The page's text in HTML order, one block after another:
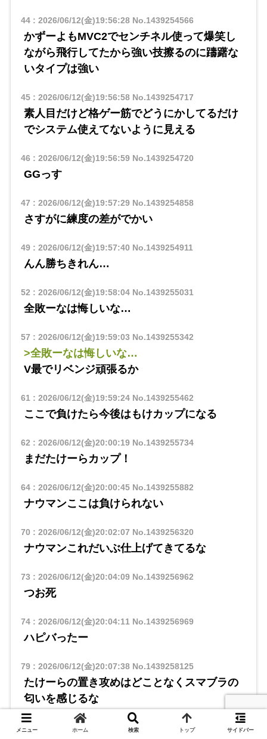
44: 2026/06/12(金)19:56:28No.1439254566
かずーよもMVC2でセンチネル使って爆笑し
ながら飛行してたから強い技擦るのに躊躇な
いタイプは強い
45: 2026/06/12(金)19:56:58No.1439254717
素人目だけど格ゲー筋でどうにかしてるだけ
でシステム使えてないように見える
46 : 2026/06/12(金)19:56:59No.1439254720
GGっす
47 : 2026/06/12(金)19:57:29No.1439254858
さすがに練度の差がでかい
49: 2026/06/12(金)19:57:40 No.1439254911
んん勝ちきれん…
52 : 2026/06/12(金)19:58:04No.1439255031
全敗ーなは悔しいな…
57 : 2026/06/12(金)19:59:03 No.1439255342
>全敗ーなは悔しいな…
V最でリベンジ頑張るか
61 : 2026/06/12(金)19:59:24No.1439255462
ここで負けたら今後はもけカップになる
62 : 2026/06/12(金)20:00:19No.1439255734
まだたけーらカップ！
64: 2026/06/12(金)20:00:45No.1439255882
ナウマンここは負けられない
70 : 2026/06/12(金)20:02:07 No.1439256320
ナウマンこれだいぶ仕上げてきてるな
73 : 2026/06/12(金)20:04:09No.1439256962
つお死
74: 2026/06/12(金)20:04:11 No.1439256969
ハピバったー
79: 2026/06/12(金)20:07:38No.1439258125
たけーらの置き攻めはどことなくスマブラの
匂いを感じるな
84: 2026/06/12(金)20:10:12No.1439259017
メニュー ホーム 検索 トップ サイドバー